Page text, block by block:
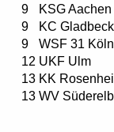
9
KSG Aachen
9
KC Gladbeck
9
WSF 31 Köln
12 UKF Ulm
13 KK
13 WV